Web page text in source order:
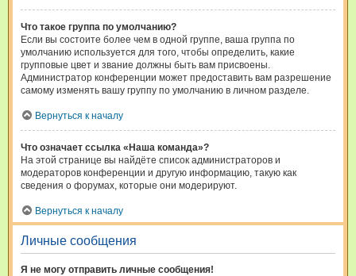
Что такое группа по умолчанию?
Если вы состоите более чем в одной группе, ваша группа по
умолчанию используется для того, чтобы определить, какие
групповые цвет и звание должны быть вам присвоены.
Администратор конференции может предоставить вам разрешение
самому изменять вашу группу по умолчанию в личном разделе.
Вернуться к началу
Что означает ссылка «Наша команда»?
На этой странице вы найдёте список администраторов и
модераторов конференции и другую информацию, такую как
сведения о форумах, которые они модерируют.
Вернуться к началу
Личные сообщения
Я не могу отправить личные сообщения!